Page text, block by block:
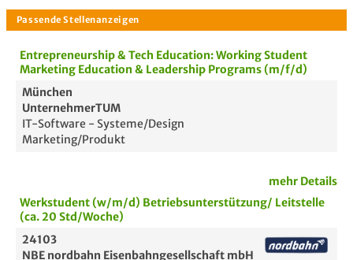
Entrepreneurship & Tech Education: Working Student
Marketing Education & Leadership Programs (m/f/d)
München
UnternehmerTUM
IT-Software - Systeme/Design
Marketing/Produkt
mehr Details
Werkstudent (w/m/d) Betriebsunterstützung/ Leitstelle
(ca. 20 Std/Woche)
24103
NBE nordbahn Eisenbahngesellschaft mbH